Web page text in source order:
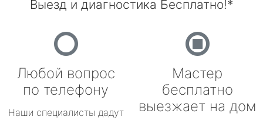
Выезд и диагностика Бесплатно!*
Любой вопрос
по телефону
Наши специалисты дадут
Мастер
бесплатно
выезжает на дом